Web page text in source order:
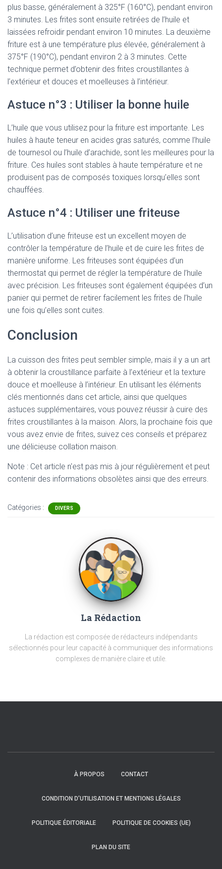
plus basse, généralement à 325°F (160°C), pendant environ
3 minutes. Les frites sont ensuite retirées de l’huile et
laissées refroidir pendant environ 10 minutes. La deuxième
friture est à une température plus élevée, généralement à
375°F (190°C), pendant environ 2 à 3 minutes. Cette
technique permet d’obtenir des frites croustillantes à
l’extérieur et douces et moelleuses à l’intérieur.
Astuce n°3 : Utiliser la bonne huile
L’huile que vous utilisez pour la friture est importante. Les
huiles à haute teneur en acides gras saturés, comme l’huile
de tournesol ou l’huile d’arachide, sont les meilleures pour la
friture. Ces huiles sont stables à haute température et ne
produisent pas de composés toxiques lorsqu’elles sont
chauffées.
Astuce n°4 : Utiliser une friteuse
L’utilisation d’une friteuse est un excellent moyen de
contrôler la température de l’huile et de cuire les frites de
manière uniforme. Les friteuses sont équipées d’un
thermostat qui permet de régler la température de l’huile
avec précision. Les friteuses sont également équipées d’un
panier qui permet de retirer facilement les frites de l’huile
une fois qu’elles sont cuites.
Conclusion
La cuisson des frites peut sembler simple, mais il y a un art
à obtenir la croustillance parfaite à l’extérieur et la texture
douce et moelleuse à l’intérieur. En utilisant les éléments
clés mentionnés dans cet article, ainsi que quelques
astuces supplémentaires, vous pouvez réussir à cuire des
frites croustillantes à la maison. Alors, la prochaine fois que
vous avez envie de frites, suivez ces conseils et préparez
une délicieuse collation maison.
Note : Cet article n'est pas mis à jour régulièrement et peut
contenir des informations obsolètes ainsi que des erreurs.
Catégories : DIVERS
La Rédaction
La rédaction est composée de rédacteurs indépendants
sélectionnés pour leur capacité à communiquer des informations
complexes de manière claire et utile.
À PROPOS CONTACT
CONDITION D’UTILISATION ET MENTIONS LÉGALES
POLITIQUE ÉDITORIALE POLITIQUE DE COOKIES (UE)
PLAN DU SITE